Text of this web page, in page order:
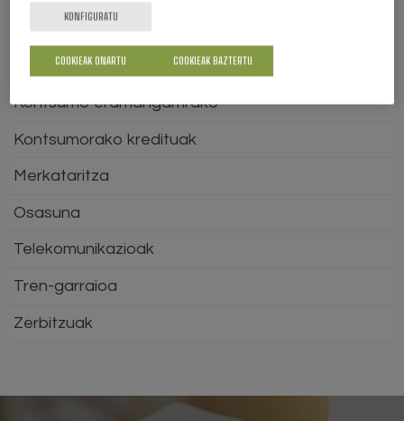
Hornidura
Jostailuak
Kontsumo eramangarrirako
Kontsumorako kredituak
Merkataritza
Osasuna
Telekomunikazioak
Tren-garraioa
Zerbitzuak
KONFIGURATU
COOKIEAK BAZTERTU
COOKIEAK ONARTU